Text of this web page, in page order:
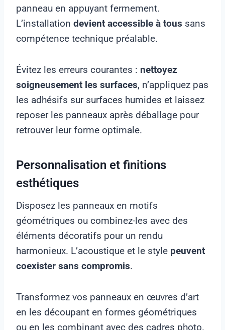
panneau en appuyant fermement.
L’installation devient accessible à tous sans
compétence technique préalable.
Évitez les erreurs courantes : nettoyez
soigneusement les surfaces, n’appliquez pas
les adhésifs sur surfaces humides et laissez
reposer les panneaux après déballage pour
retrouver leur forme optimale.
Personnalisation et finitions
esthétiques
Disposez les panneaux en motifs
géométriques ou combinez-les avec des
éléments décoratifs pour un rendu
harmonieux. L’acoustique et le style peuvent
coexister sans compromis.
Transformez vos panneaux en œuvres d’art
en les découpant en formes géométriques
ou en les combinant avec des cadres photo.